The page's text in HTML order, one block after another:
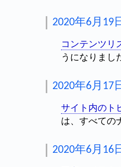
2020年6月
コンテンツリ
うになりまし
2020年6月
サイト内のト
は、すべての
2020年6月